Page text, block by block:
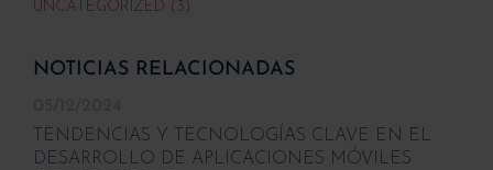
UNCATEGORIZED (3)
NOTICIAS RELACIONADAS
TENDENCIAS Y TECNOLOGÍAS CLAVE EN EL
DESARROLLO DE APLICACIONES MÓVILES